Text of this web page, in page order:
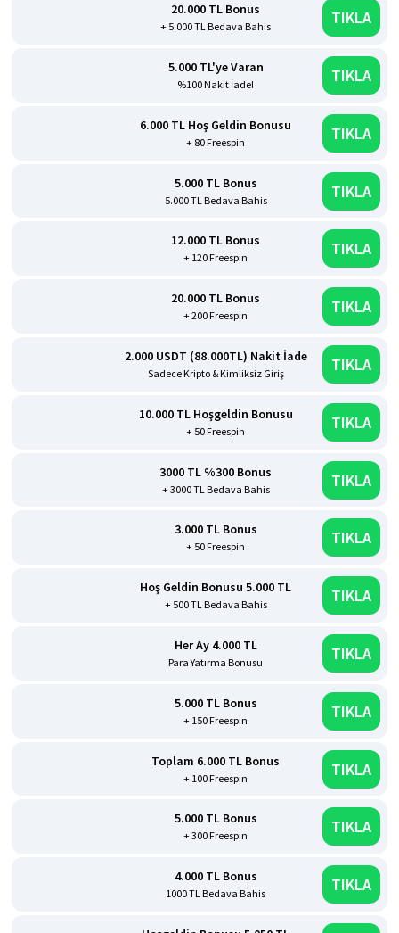
20.000 TL Bonus
+ 5.000 TL Bedava Bahis TIKLA
5.000 TL'ye Varan
%100 Nakit İade! TIKLA
6.000 TL Hoş Geldin Bonusu
+ 80 Freespin TIKLA
5.000 TL Bonus
5.000 TL Bedava Bahis TIKLA
12.000 TL Bonus
+ 120 Freespin TIKLA
20.000 TL Bonus
+ 200 Freespin TIKLA
2.000 USDT (88.000TL) Nakit İade
Sadece Kripto & Kimliksiz Giriş TIKLA
10.000 TL Hoşgeldin Bonusu
+ 50 Freespin TIKLA
3000 TL %300 Bonus
+ 3000 TL Bedava Bahis TIKLA
3.000 TL Bonus
+ 50 Freespin TIKLA
Hoş Geldin Bonusu 5.000 TL
+ 500 TL Bedava Bahis TIKLA
Her Ay 4.000 TL
Para Yatırma Bonusu TIKLA
5.000 TL Bonus
+ 150 Freespin TIKLA
Toplam 6.000 TL Bonus
+ 100 Freespin TIKLA
5.000 TL Bonus
+ 300 Freespin TIKLA
4.000 TL Bonus
1000 TL Bedava Bahis TIKLA